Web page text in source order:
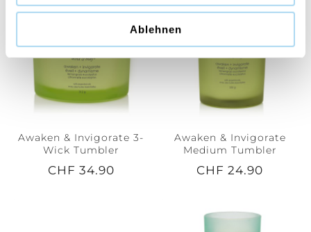
Ablehnen
Awaken & Invigorate 3-
Wick Tumbler
CHF 34.90
Awaken & Invigorate
Medium Tumbler
CHF 24.90